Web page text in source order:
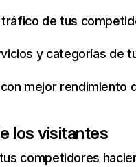
de tus
y categorías de
mejor rendimiento
los visitantes
competidores